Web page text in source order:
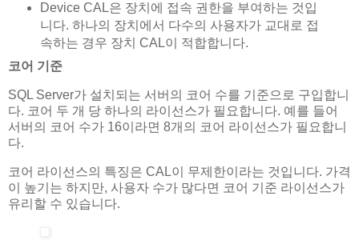
Device CAL은 장치에 접속 권한을 부여하는 것입
니다. 하나의 장치에서 다수의 사용자가 교대로 접
속하는 경우 장치 CAL이 적합합니다.
코어 기준
SQL Server가 설치되는 서버의 코어 수를 기준으로 구입합니
다. 코어 두 개 당 하나의 라이선스가 필요합니다. 예를 들어
서버의 코어 수가 16이라면 8개의 코어 라이선스가 필요합니
다.
코어 라이선스의 특징은 CAL이 무제한이라는 것입니다. 가격
이 높기는 하지만, 사용자 수가 많다면 코어 기준 라이선스가
유리할 수 있습니다.